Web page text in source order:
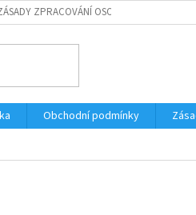
ZPRACOVÁNÍ OSOBNÍCH ÚDAJŮ /
Obchodní podmínky